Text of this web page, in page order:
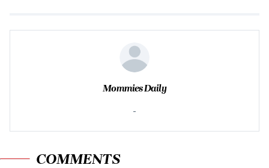
Mommies Daily
-
COMMENTS